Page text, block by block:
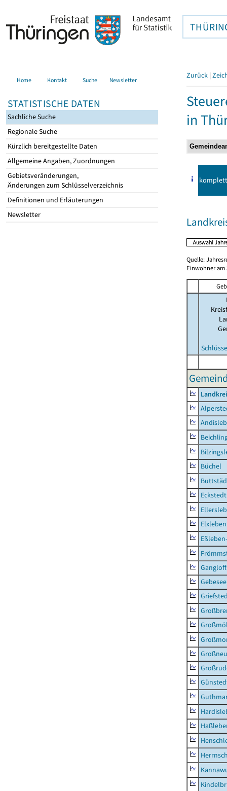
Home Kontakt Suche Newsletter
STATISTISCHE DATEN
Sachliche Suche
Regionale Suche
Kürzlich bereitgestellte Daten
Allgemeine Angaben, Zuordnungen
Gebietsveränderungen,
Änderungen zum Schlüsselverzeichnis
Definitionen und Erläuterungen
Newsletter
Zurück |
in
komplett
Quelle:
Einwohner am
Büchel
Eckstedt
Elxleben